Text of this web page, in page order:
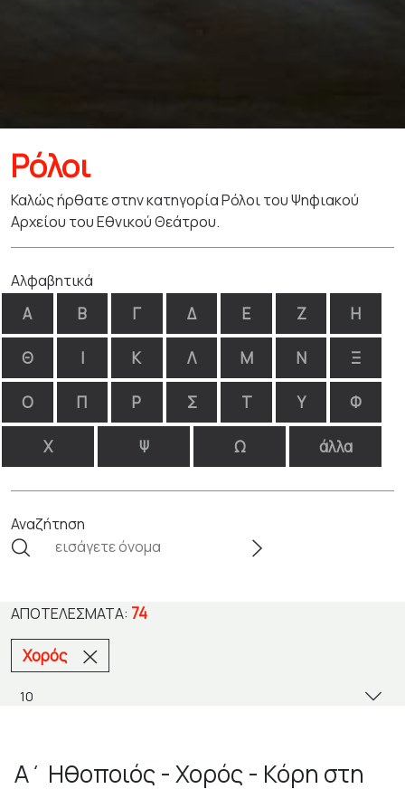
Ρόλοι
Καλώς ήρθατε στην κατηγορία Ρόλοι του Ψηφιακού
Αρχείου του Εθνικού Θεάτρου.
Αλφαβητικά
Α Β Γ Δ Ε Ζ Η
Θ Ι Κ Λ Μ Ν Ξ
Ο Π Ρ Σ Τ Υ Φ
Χ Ψ Ω άλλα
Αναζήτηση
ΑΠΟΤΕΛΈΣΜΑΤΑ: 74
Χορός
Α΄ Ηθοποιός - Χορός - Κόρη στη